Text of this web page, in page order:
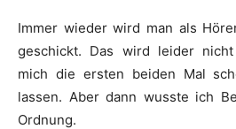
Immer wieder wird man als
geschickt. Das wird leider
mich die ersten beiden Mal
lassen. Aber dann wusste ich
Ordnung.